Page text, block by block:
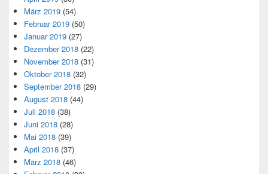
März 2019 (54)
Februar 2019 (50)
Januar 2019 (27)
Dezember 2018 (22)
November 2018 (31)
Oktober 2018 (32)
September 2018 (29)
August 2018 (44)
Juli 2018 (38)
Juni 2018 (28)
Mai 2018 (39)
April 2018 (37)
März 2018 (46)